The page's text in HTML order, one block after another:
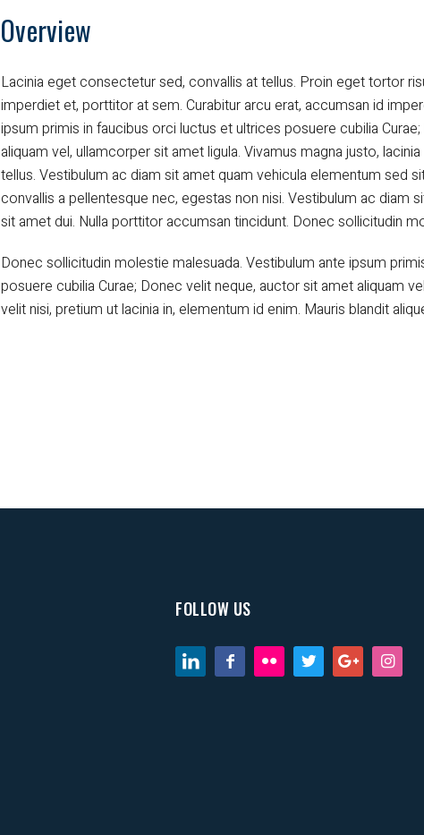
Overview
Lacinia eget consectetur sed, convallis at tellus. Proin eget tortor
imperdiet et, porttitor at sem. Curabitur arcu erat, accumsan id
ipsum primis in faucibus orci luctus et ultrices posuere cubilia
aliquam vel, ullamcorper sit amet ligula. Vivamus magna justo,
tellus. Vestibulum ac diam sit amet quam vehicula elementum sed
convallis a pellentesque nec, egestas non nisi. Vestibulum ac diam
sit amet dui. Nulla porttitor accumsan tincidunt. Donec sollicitudin
Donec sollicitudin molestie malesuada. Vestibulum ante ipsum
posuere cubilia Curae; Donec velit neque, auctor sit amet aliquam
velit nisi, pretium ut lacinia in, elementum id enim. Mauris blandit
FOLLOW US